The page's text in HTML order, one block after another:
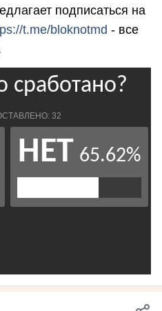
подписаться на
t.me/bloknotmd - все